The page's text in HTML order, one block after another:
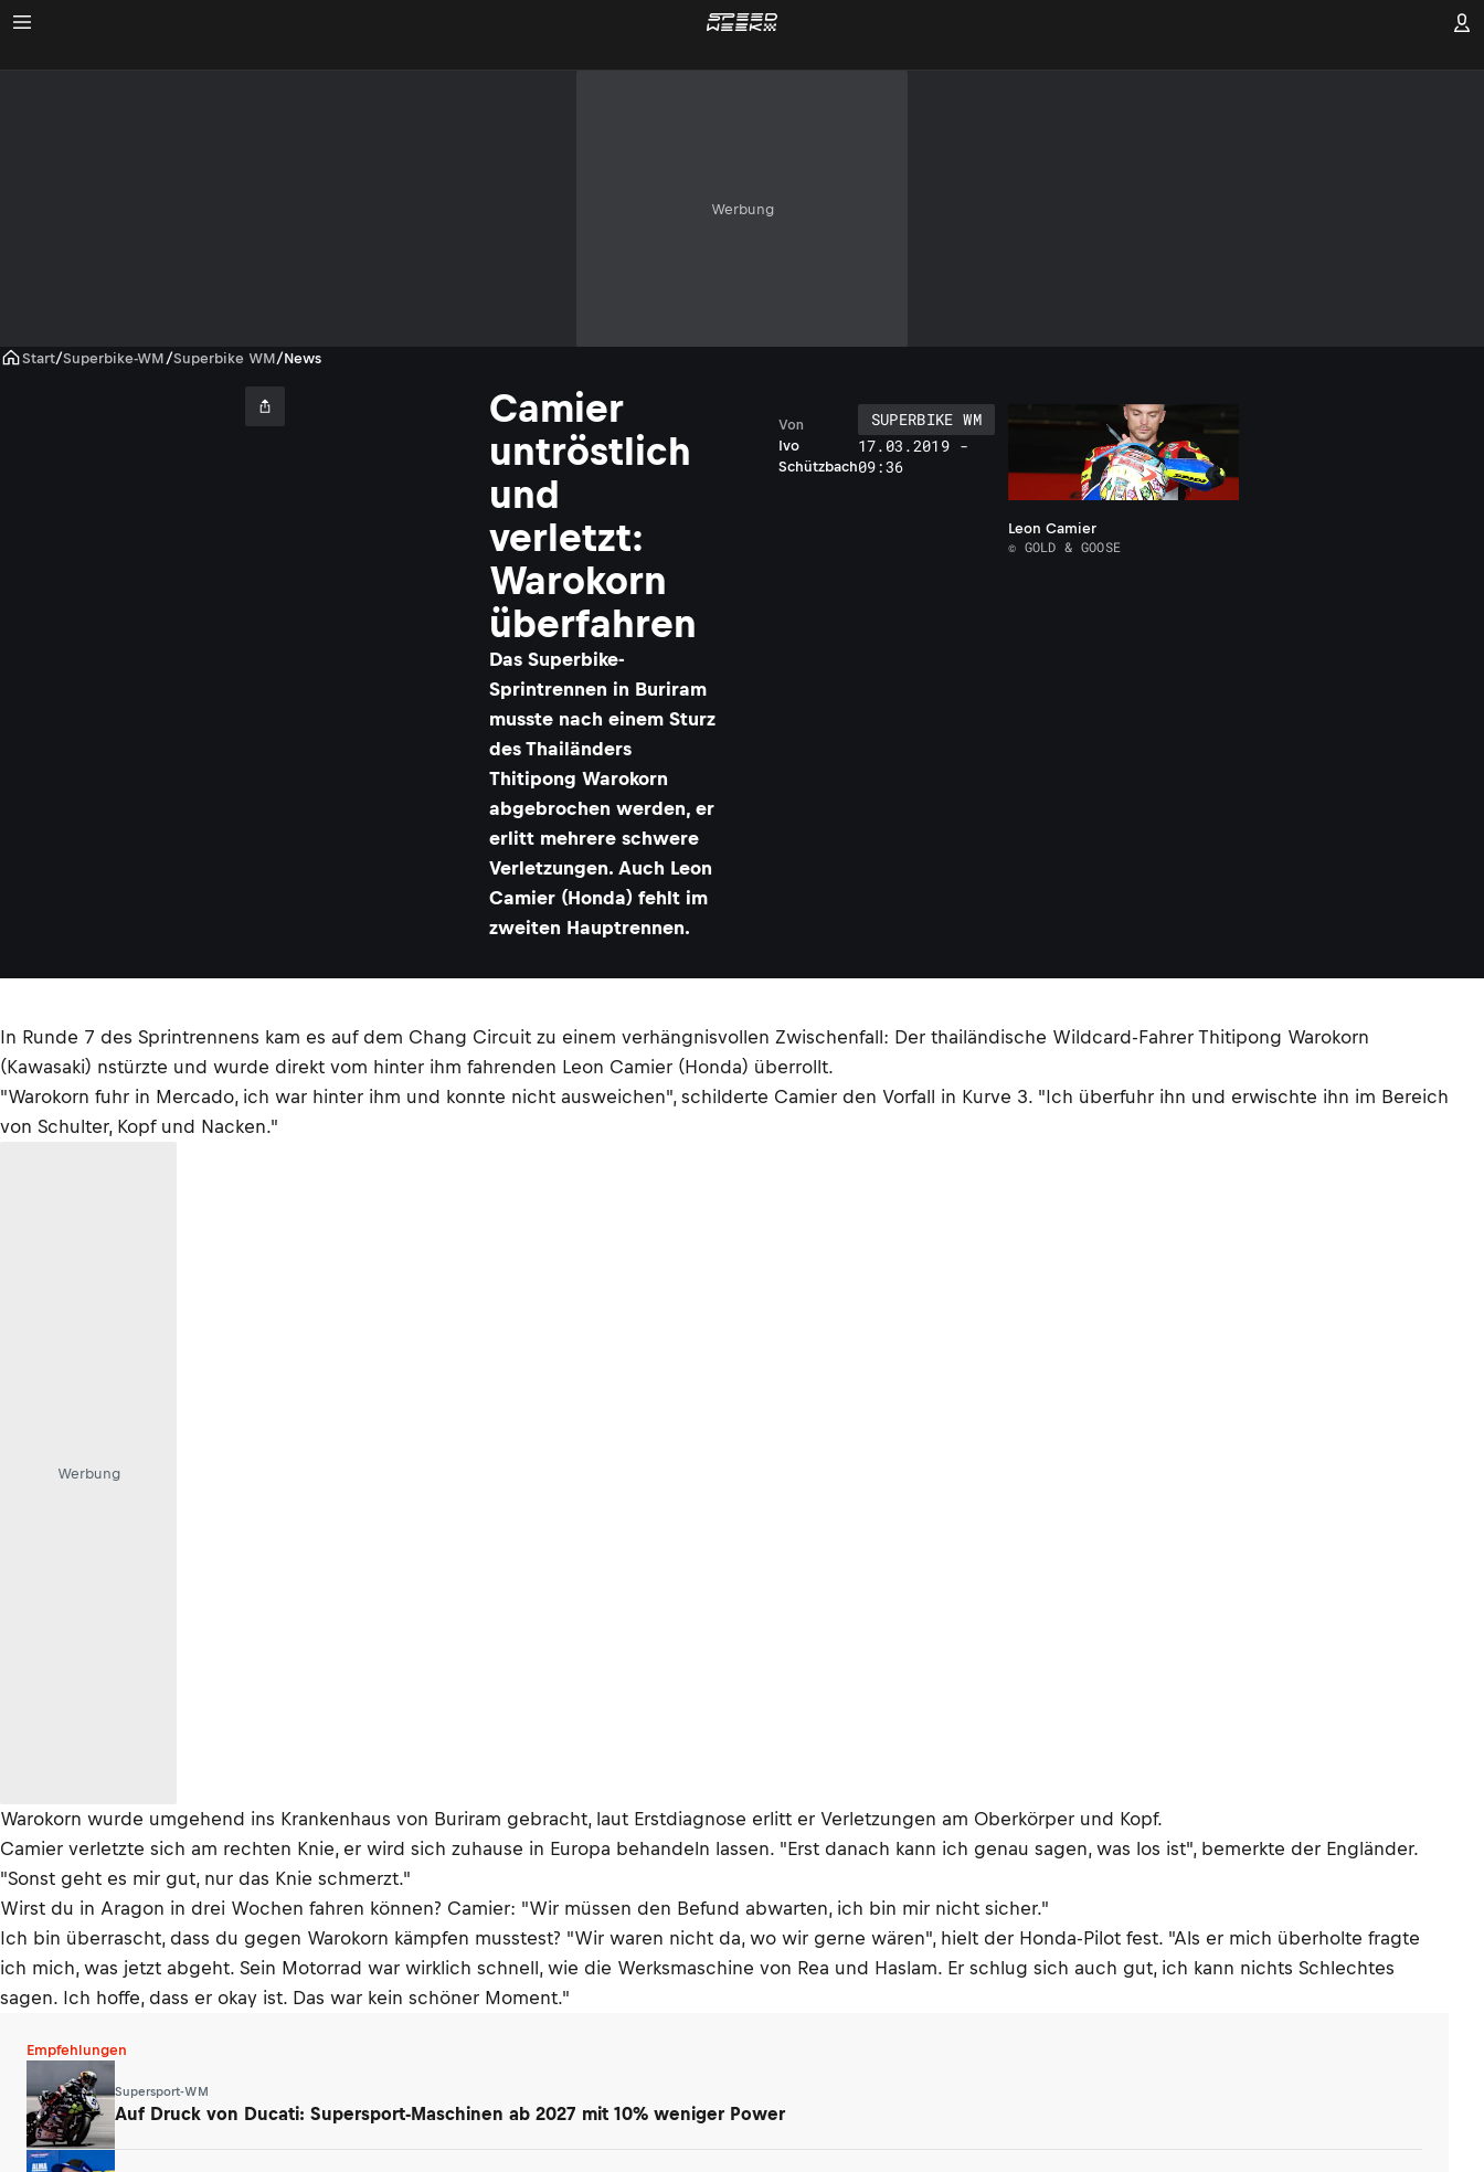
Werbung
Start/Superbike-WM /Superbike WM/News
Camier
untröstlich
und
verletzt:
Warokorn
überfahren
Das Superbike-
Sprintrennen in Buriram
musste nach einem Sturz
des Thailänders
Thitipong Warokorn
abgebrochen werden, er
erlitt mehrere schwere
Verletzungen. Auch Leon
Camier (Honda) fehlt im
zweiten Hauptrennen.
Ivo
Schützbach
Von
SUPERBIKE WM
17.03.2019 -
09:36
Leon Camier
© GOLD & GOOSE
In Runde 7 des Sprintrennens kam es auf dem Chang Circuit zu einem verhängnisvollen Zwischenfall: Der thailändische Wildcard-Fahrer Thitipong Warokorn
(Kawasaki) nstürzte und wurde direkt vom hinter ihm fahrenden Leon Camier (Honda) überrollt.
"Warokorn fuhr in Mercado, ich war hinter ihm und konnte nicht ausweichen", schilderte Camier den Vorfall in Kurve 3. "Ich überfuhr ihn und erwischte ihn im Bereich
von Schulter, Kopf und Nacken."
Werbung
Warokorn wurde umgehend ins Krankenhaus von Buriram gebracht, laut Erstdiagnose erlitt er Verletzungen am Oberkörper und Kopf.
Camier verletzte sich am rechten Knie, er wird sich zuhause in Europa behandeln lassen. "Erst danach kann ich genau sagen, was los ist", bemerkte der Engländer.
"Sonst geht es mir gut, nur das Knie schmerzt."
Wirst du in Aragon in drei Wochen fahren können? Camier: "Wir müssen den Befund abwarten, ich bin mir nicht sicher."
Ich bin überrascht, dass du gegen Warokorn kämpfen musstest? "Wir waren nicht da, wo wir gerne wären", hielt der Honda-Pilot fest. "Als er mich überholte fragte
ich mich, was jetzt abgeht. Sein Motorrad war wirklich schnell, wie die Werksmaschine von Rea und Haslam. Er schlug sich auch gut, ich kann nichts Schlechtes
sagen. Ich hoffe, dass er okay ist. Das war kein schöner Moment."
Empfehlungen
Supersport-WM
Auf Druck von Ducati: Supersport-Maschinen ab 2027 mit 10% weniger Power